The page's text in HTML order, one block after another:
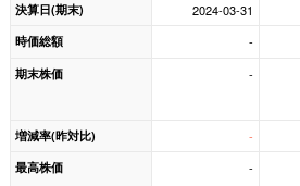
決算日(期末)
2024-03-31
時価総額 -
期末株価 -
増減率(昨対比) -
最高株価 -